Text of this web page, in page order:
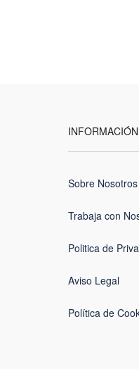
INFORMACIÓN
Sobre Nosotros
Trabaja con
Politica de
Aviso Legal
Política de